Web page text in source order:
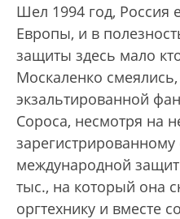
Шел 1994 год, Россия
Европы, и в
защиты здесь мало
Москаленко
экзальтированной
Сороса, несмотря на
международной
тыс., на который она
оргтехнику и вместе